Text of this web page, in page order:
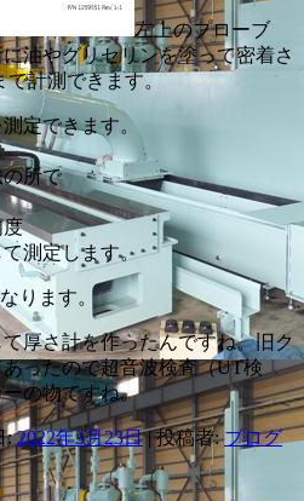
左上のプローブ
油やグリセリンを塗って密着さ
で計測できます。
定できます。
の所で
度
測定します。
ります。
厚さ計を作ったんですね。旧ク
ったので超音波検査（UT検
の物ですね。
:2022年3月23日|投稿者:ブログ